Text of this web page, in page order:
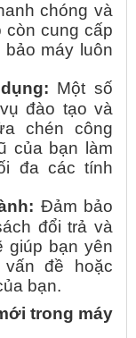
chóng và
còn cung cấp
máy luôn
Một số
đào tạo và
chén công
của bạn làm
đa các tính
Đảm bảo
đổi trả và
giúp bạn yên
đề hoặc
bạn.
trong máy